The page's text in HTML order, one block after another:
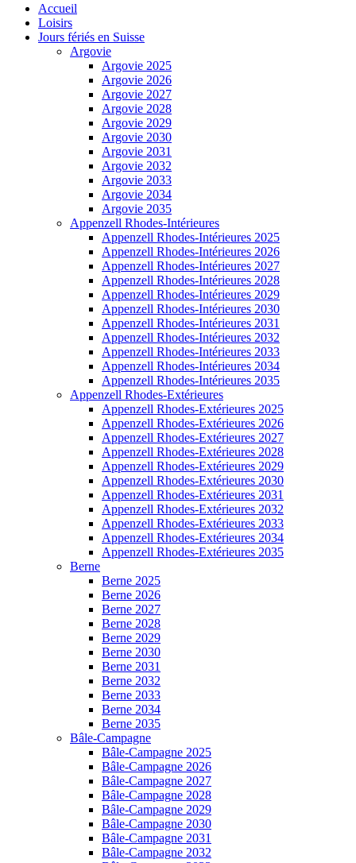
Accueil
Loisirs
Jours fériés en Suisse
Argovie
Argovie 2025
Argovie 2026
Argovie 2027
Argovie 2028
Argovie 2029
Argovie 2030
Argovie 2031
Argovie 2032
Argovie 2033
Argovie 2034
Argovie 2035
Appenzell Rhodes-Intérieures
Appenzell Rhodes-Intérieures 2025
Appenzell Rhodes-Intérieures 2026
Appenzell Rhodes-Intérieures 2027
Appenzell Rhodes-Intérieures 2028
Appenzell Rhodes-Intérieures 2029
Appenzell Rhodes-Intérieures 2030
Appenzell Rhodes-Intérieures 2031
Appenzell Rhodes-Intérieures 2032
Appenzell Rhodes-Intérieures 2033
Appenzell Rhodes-Intérieures 2034
Appenzell Rhodes-Intérieures 2035
Appenzell Rhodes-Extérieures
Appenzell Rhodes-Extérieures 2025
Appenzell Rhodes-Extérieures 2026
Appenzell Rhodes-Extérieures 2027
Appenzell Rhodes-Extérieures 2028
Appenzell Rhodes-Extérieures 2029
Appenzell Rhodes-Extérieures 2030
Appenzell Rhodes-Extérieures 2031
Appenzell Rhodes-Extérieures 2032
Appenzell Rhodes-Extérieures 2033
Appenzell Rhodes-Extérieures 2034
Appenzell Rhodes-Extérieures 2035
Berne
Berne 2025
Berne 2026
Berne 2027
Berne 2028
Berne 2029
Berne 2030
Berne 2031
Berne 2032
Berne 2033
Berne 2034
Berne 2035
Bâle-Campagne
Bâle-Campagne 2025
Bâle-Campagne 2026
Bâle-Campagne 2027
Bâle-Campagne 2028
Bâle-Campagne 2029
Bâle-Campagne 2030
Bâle-Campagne 2031
Bâle-Campagne 2032